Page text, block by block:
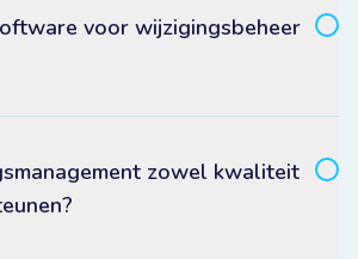
voor wijzigingsbeheer
zowel kwaliteit